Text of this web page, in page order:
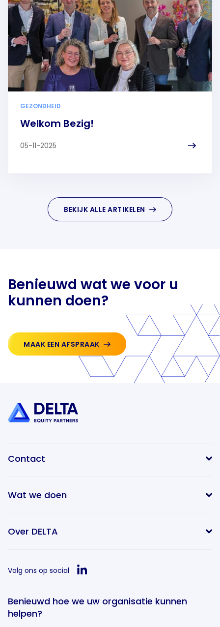
GEZONDHEID
Welkom Bezig!
05-11-2025
BEKIJK ALLE ARTIKELEN
Benieuwd wat we voor u
kunnen doen?
MAAK EEN AFSPRAAK
Contact
Wat we doen
Over DELTA
Volg ons op social
Benieuwd hoe we uw organisatie kunnen
helpen?